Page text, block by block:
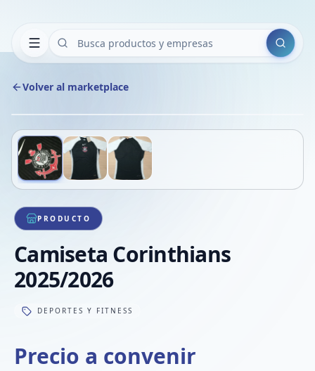
Buscar
Volver al marketplace
1/3
PRODUCTO
Camiseta Corinthians
2025/2026
DEPORTES Y FITNESS
Precio a convenir